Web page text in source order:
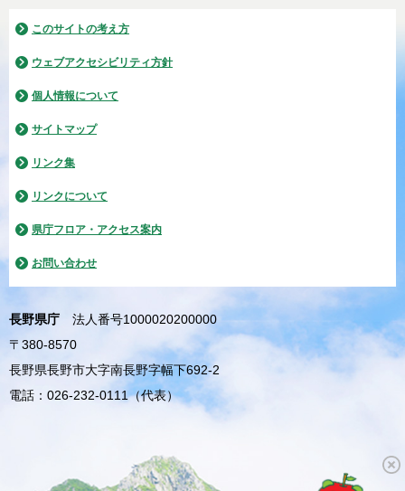
このサイトの考え方
ウェブアクセシビリティ方針
個人情報について
サイトマップ
リンク集
リンクについて
県庁フロア・アクセス案内
お問い合わせ
長野県庁
法人番号1000020200000
〒380-8570
長野県長野市大字南長野字幅下692-2
電話：026-232-0111（代表）